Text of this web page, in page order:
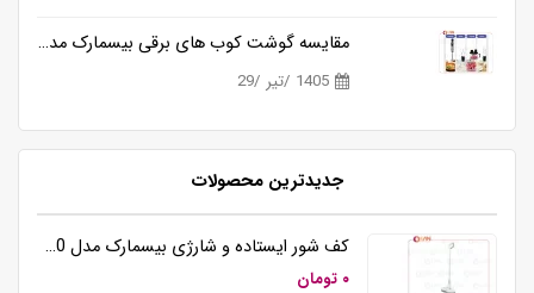
مقایسه گوشت کوب های برقی بیسمارک مدل BM3315 و BM3316
1405 /تیر /29
جدیدترین محصولات
کف شور ایستاده و شارژی بیسمارک مدل BM5510
۰ تومان